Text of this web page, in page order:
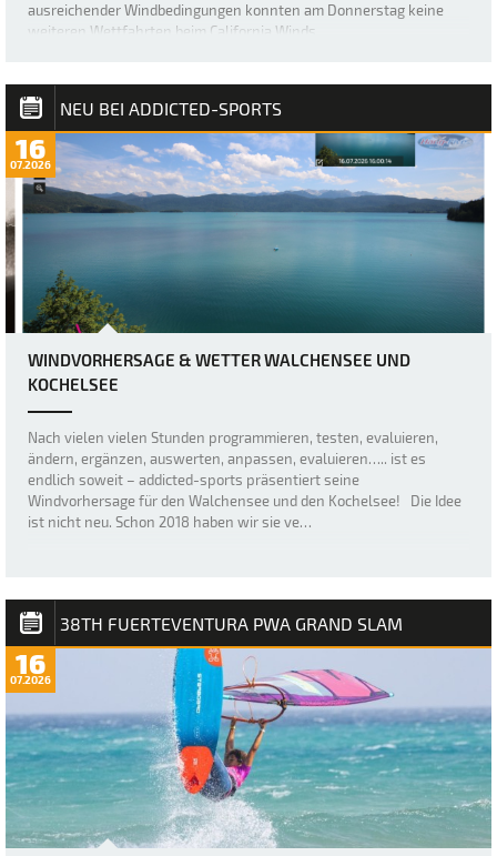
ausreichender Windbedingungen konnten am Donnerstag keine
weiteren Wettfahrten beim California Winds…
NEU BEI ADDICTED-SPORTS
16
07.2026
WINDVORHERSAGE & WETTER WALCHENSEE UND
KOCHELSEE
Nach vielen vielen Stunden programmieren, testen, evaluieren,
ändern, ergänzen, auswerten, anpassen, evaluieren….. ist es
endlich soweit – addicted-sports präsentiert seine
Windvorhersage für den Walchensee und den Kochelsee! Die Idee
ist nicht neu. Schon 2018 haben wir sie ve…
38TH FUERTEVENTURA PWA GRAND SLAM
16
07.2026